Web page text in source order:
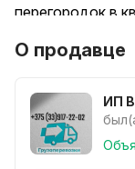
перегородок в
1. Демонтаж
(чтобы ничего
в подъезде при
3. Вынос и
мусорке.
О продавце
ИП